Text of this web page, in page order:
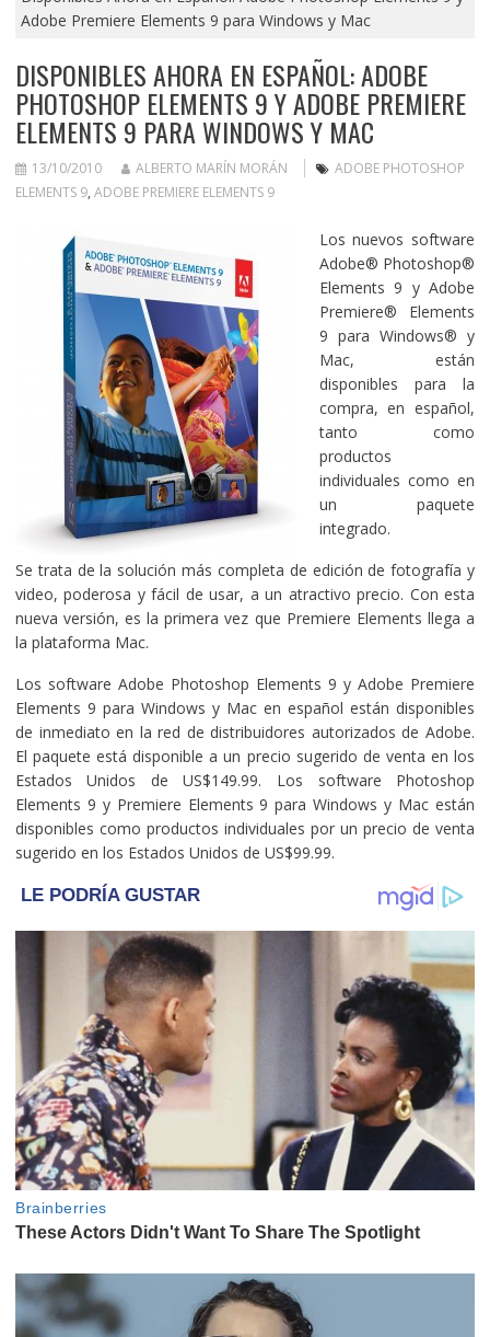
Adobe Premiere Elements 9 para Windows y Mac
DISPONIBLES AHORA EN ESPAÑOL: ADOBE
PHOTOSHOP ELEMENTS 9 Y ADOBE PREMIERE
ELEMENTS 9 PARA WINDOWS Y MAC
13/10/2010 ALBERTO MARÍN MORÁN
ADOBE PHOTOSHOP
ELEMENTS 9, ADOBE PREMIERE ELEMENTS 9
Los nuevos software
Adobe® Photoshop®
Elements 9 y Adobe
Premiere® Elements
9 para Windows® y
Mac, están
disponibles para la
compra, en español,
tanto como
productos
individuales como en
un paquete
integrado.
Se trata de la solución más completa de edición de fotografía y
video, poderosa y fácil de usar, a un atractivo precio. Con esta
nueva versión, es la primera vez que Premiere Elements llega a
la plataforma Mac.
Los software Adobe Photoshop Elements 9 y Adobe Premiere
Elements 9 para Windows y Mac en español están disponibles
de inmediato en la red de distribuidores autorizados de Adobe.
El paquete está disponible a un precio sugerido de venta en los
Estados Unidos de US$149.99. Los software Photoshop
Elements 9 y Premiere Elements 9 para Windows y Mac están
disponibles como productos individuales por un precio de venta
sugerido en los Estados Unidos de US$99.99.